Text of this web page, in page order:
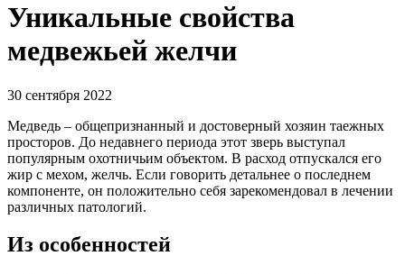
Уникальные свойства
медвежьей желчи
30 сентября 2022
Медведь – общепризнанный и достоверный хозяин таежных
просторов. До недавнего периода этот зверь выступал
популярным охотничьим объектом. В расход отпускался его
жир с мехом, желчь. Если говорить детальнее о последнем
компоненте, он положительно себя зарекомендовал в лечении
различных патологий.
Из особенностей